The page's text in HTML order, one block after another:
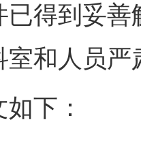
已得到妥
室和人员
下：